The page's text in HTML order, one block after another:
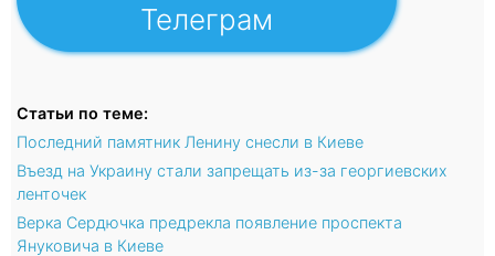
Телеграм
Статьи по теме:
Последний памятник Ленину снесли в Киеве
Въезд на Украину стали запрещать из-за георгиевских
ленточек
Верка Сердючка предрекла появление проспекта
Януковича в Киеве